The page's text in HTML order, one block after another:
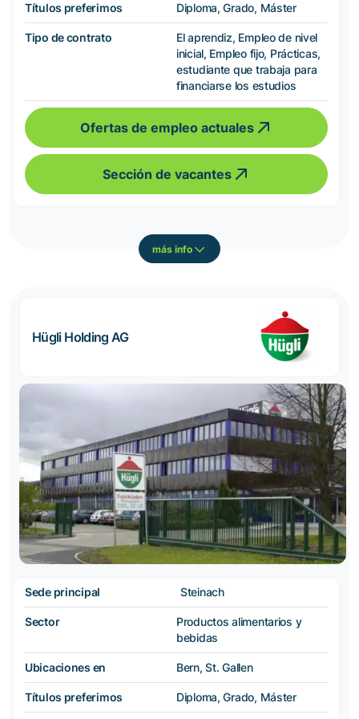
Títulos preferimos Diploma, Grado, Máster
Tipo de contrato
El aprendiz, Empleo de nivel
inicial, Empleo fijo, Prácticas,
estudiante que trabaja para
financiarse los estudios
Ofertas de empleo actuales
Sección de vacantes
más info
Hügli Holding AG
Sede principal Steinach
Sector
Productos alimentarios y
bebidas
Ubicaciones en Bern, St. Gallen
Títulos preferimos Diploma, Grado, Máster